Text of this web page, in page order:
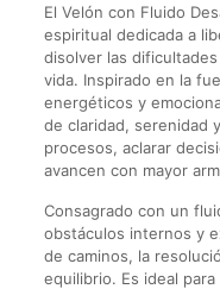
El Velón con Fluido
espiritual dedicada a
disolver las
vida. Inspirado en la
energéticos y
de claridad, serenidad
procesos, aclarar
avancen con mayor
Consagrado con un
obstáculos internos y
de caminos, la
equilibrio. Es ideal